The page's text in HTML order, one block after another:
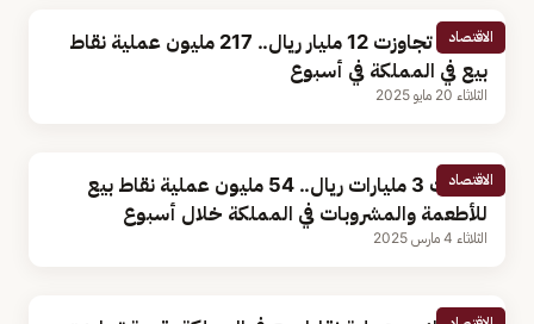
الاقتصاد
بقيمة تجاوزت 12 مليار ريال.. 217 مليون عملية نقاط
بيع في المملكة في أسبوع
الثلاثاء 20 مايو 2025
الاقتصاد
تجاوزت 3 مليارات ريال.. 54 مليون عملية نقاط بيع
للأطعمة والمشروبات في المملكة خلال أسبوع
الثلاثاء 4 مارس 2025